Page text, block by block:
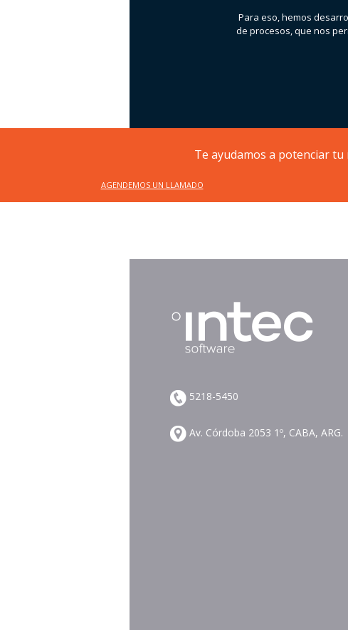
Para eso, hemos
de procesos, que nos
Te ayudamos a potenciar
AGENDEMOS UN LLAMADO
5218-5450
Av. Córdoba 2053 1º, CABA, ARG.